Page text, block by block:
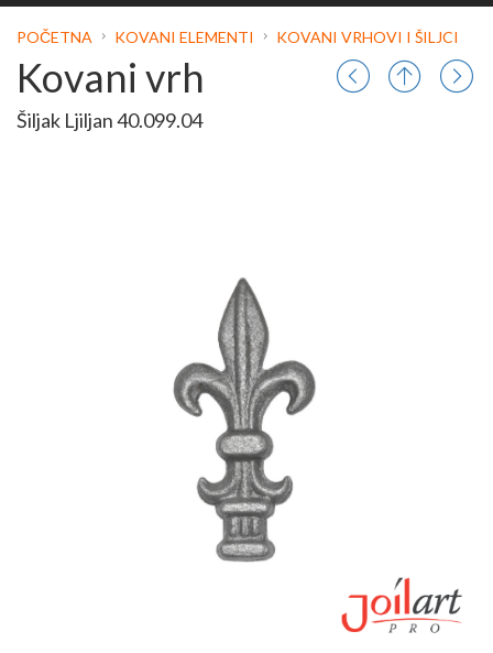
POČETNA KOVANI ELEMENTI KOVANI VRHOVI I ŠILJCI
Kovani vrh
Šiljak Ljiljan 40.099.04